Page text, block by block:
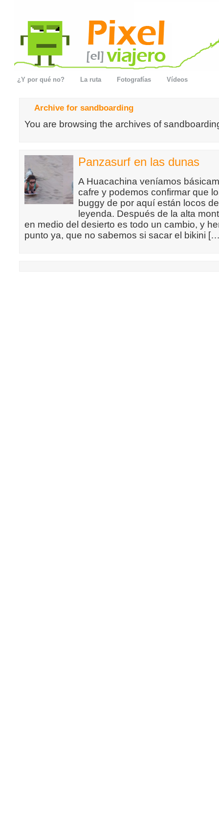
¿Y por qué no? La ruta Fotografías Vídeos
Archive for sandboarding
You are browsing the archives of
Panzasurf en las dunas
A Huacachina veníamos
cafre y podemos confirmar que
buggy de por aquí están locos
leyenda. Después de la alta
en medio del desierto es todo un cambio, y
punto ya, que no sabemos si sacar el bikini